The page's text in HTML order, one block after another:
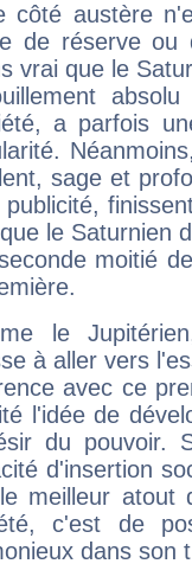
côté austère
de réserve
vrai que le
a parfois
sage et
le Saturnien
moitié
le
à aller vers
avec ce
l'idée de
du pouvoir.
d'insertion
meilleur atout
c'est de
dans son